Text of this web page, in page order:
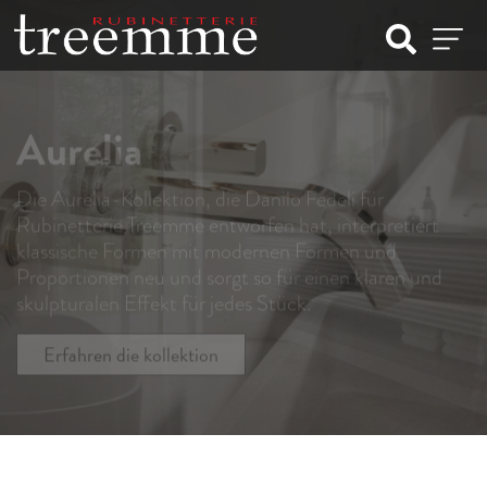
Aurelia
Die Aurelia-Kollektion, die Danilo Fedeli für
Rubinetterie Treemme entworfen hat, interpretiert
klassische Formen mit modernen Formen und
Proportionen neu und sorgt so für einen klaren und
skulpturalen Effekt für jedes Stück.
Erfahren die kollektion